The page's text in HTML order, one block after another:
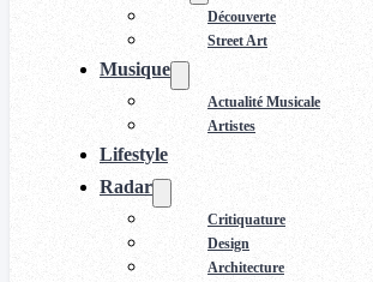
Découverte
Street Art
Musique
Actualité Musicale
Artistes
Lifestyle
Radar
Critiquature
Design
Architecture